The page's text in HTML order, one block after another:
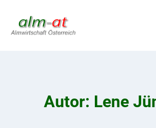
Autor: Lene